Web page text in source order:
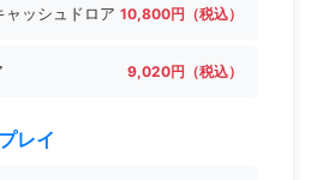
ャッシュドロア 10,800円（税込）
9,020円（税込）
レイ